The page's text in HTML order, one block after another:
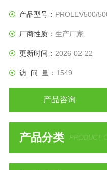
产品型号： PROLEV500/
厂商性质： 生产厂家
更新时间： 2026-02-22
访 问 量： 1549
产品咨询
产品分类 PRODUCT